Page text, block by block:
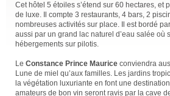
Cet hôtel 5 étoiles s’étend sur 60 hectares, et
de luxe. Il compte 3 restaurants, 4 bars, 2
nombreuses activités sur place. Il est bordé
aussi par un grand lac naturel d’eau salée où
hébergements sur pilotis.
Le Constance Prince Maurice conviendra
Lune de miel qu’aux familles. Les jardins
la végétation luxuriante en font une
amateurs de bon vin seront ravis par la cave